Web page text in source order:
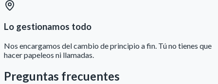
Lo gestionamos todo
Nos encargamos del cambio de principio a fin. Tú no tienes que
hacer papeleos ni llamadas.
Preguntas frecuentes